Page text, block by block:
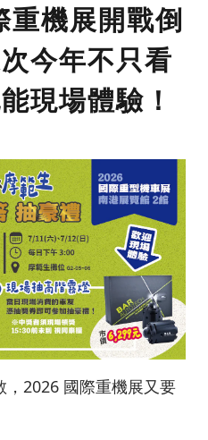
機展開戰倒
今年不只看
現場體驗！
2026 國際重機展又要